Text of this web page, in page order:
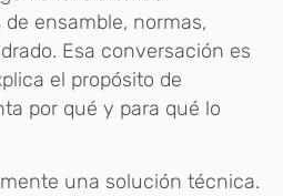
ensamble, normas,
Esa conversación es
el propósito de
por qué y para qué lo
una solución técnica.